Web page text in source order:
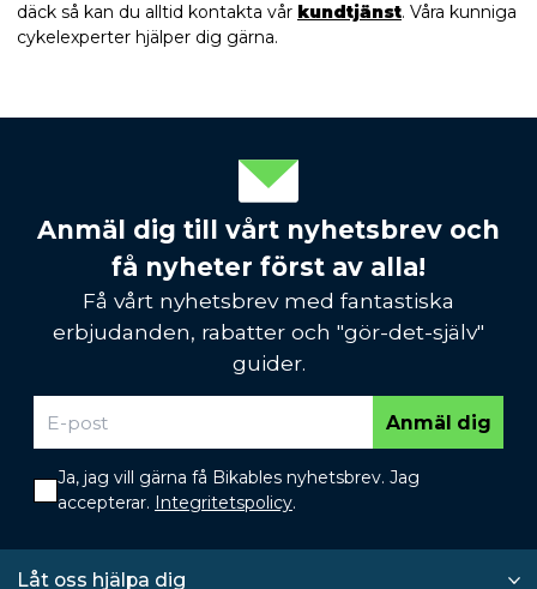
däck så kan du alltid kontakta vår kundtjänst. Våra kunniga
cykelexperter hjälper dig gärna.
Anmäl dig till vårt nyhetsbrev och
få nyheter först av alla!
Få vårt nyhetsbrev med fantastiska
erbjudanden, rabatter och "gör-det-själv"
guider.
Anmäl dig
Ja, jag vill gärna få Bikables nyhetsbrev. Jag
accepterar. Integritetspolicy.
Låt oss hjälpa dig